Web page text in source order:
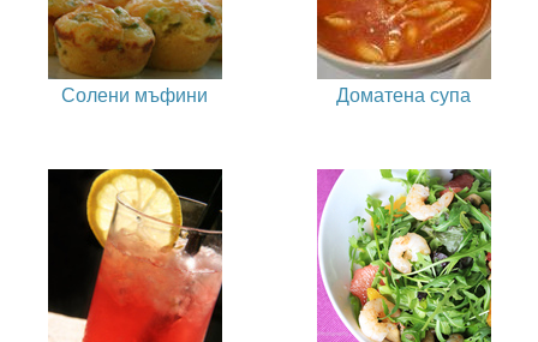
Солени мъфини Доматена супа